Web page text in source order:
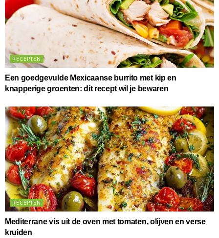
RECEPTEN
Een goedgevulde Mexicaanse burrito met kip en
knapperige groenten: dit recept wil je bewaren
RECEPTEN
Mediterrane vis uit de oven met tomaten, olijven en verse
kruiden